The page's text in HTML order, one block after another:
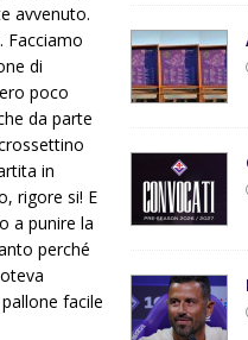
avvenuto.
Facciamo
di
poco
da parte
in
rigore si! E
a punire la
perché
facile